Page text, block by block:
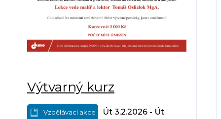
Výtvarný kurz
Vzdělávací akce
Út 3.2.2026 - Út